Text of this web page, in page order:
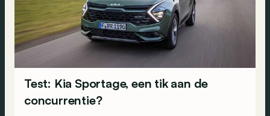
Test: Kia Sportage, een tik aan de
concurrentie?